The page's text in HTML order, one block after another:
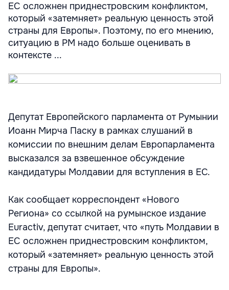
ЕС осложнен приднестровским конфликтом,
который «затемняет» реальную ценность этой
страны для Европы». Поэтому, по его мнению,
ситуацию в РМ надо больше оценивать в
контексте ...
Депутат Европейского парламента от Румынии
Иоанн Мирча Паску в рамках слушаний в
комиссии по внешним делам Европарламента
высказался за взвешенное обсуждение
кандидатуры Молдавии для вступления в ЕС.
Как сообщает корреспондент «Нового
Региона» со ссылкой на румынское издание
Euractiv, депутат считает, что «путь Молдавии в
ЕС осложнен приднестровским конфликтом,
который «затемняет» реальную ценность этой
страны для Европы».